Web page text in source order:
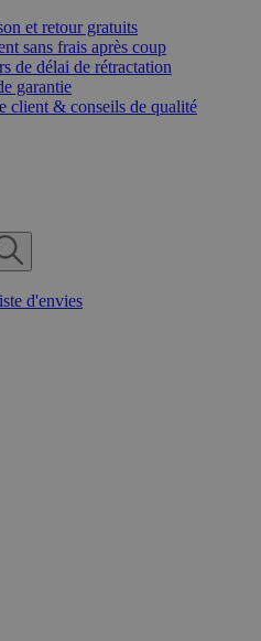
et retour gratuits
sans frais après coup
de délai de rétractation
garantie
client & conseils de qualité
d'envies